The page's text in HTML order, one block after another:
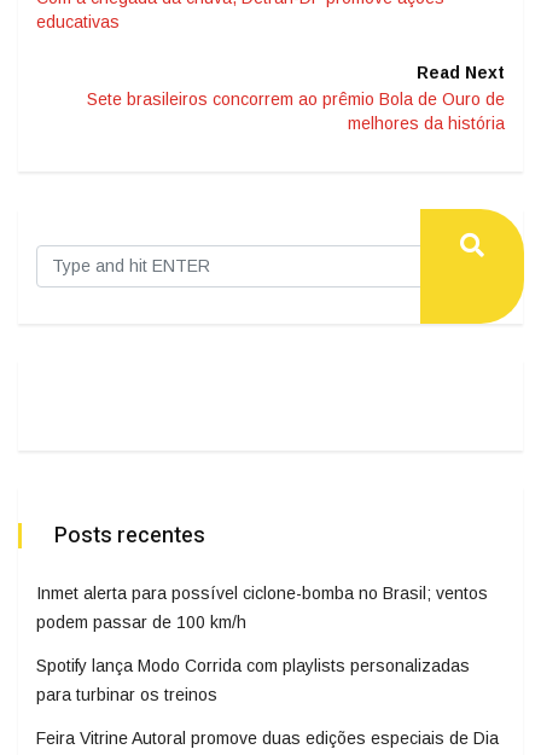
educativas
Read Next
Sete brasileiros concorrem ao prêmio Bola de Ouro de
melhores da história
Posts recentes
Inmet alerta para possível ciclone-bomba no Brasil; ventos
podem passar de 100 km/h
Spotify lança Modo Corrida com playlists personalizadas
para turbinar os treinos
Feira Vitrine Autoral promove duas edições especiais de Dia